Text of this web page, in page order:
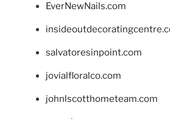
EverNewNails.com
salvatoresinpoint.com
jovialfloralco.com
johnlscotthometeam.com